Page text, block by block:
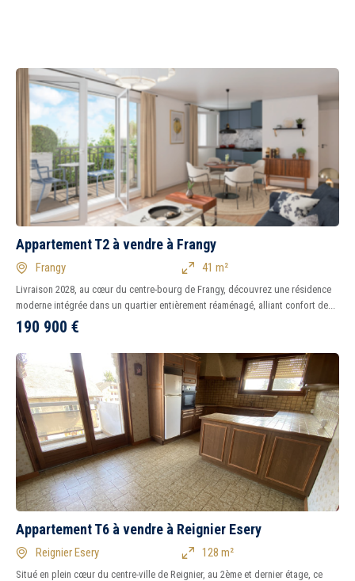
Appartement T2 à vendre à Frangy
Frangy 41 m²
Livraison 2028, au cœur du centre-bourg de Frangy, découvrez une résidence
moderne intégrée dans un quartier entièrement réaménagé, alliant confort de...
190 900 €
Appartement T6 à vendre à Reignier Esery
Reignier Esery 128 m²
Situé en plein cœur du centre-ville de Reignier, au 2ème et dernier étage, ce